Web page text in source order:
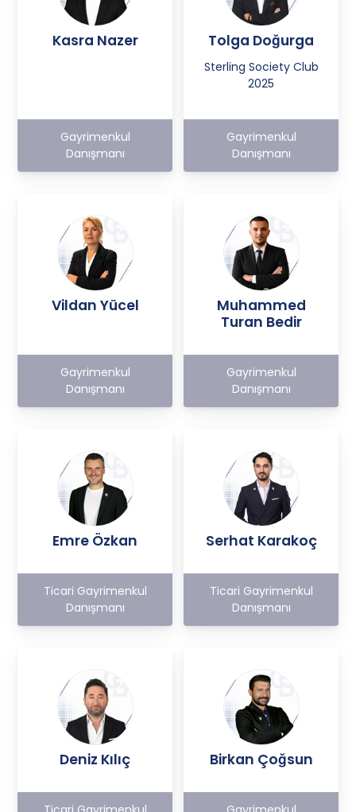
Kasra Nazer
Gayrimenkul
Danışmanı
Tolga Doğurga
Sterling Society Club
2025
Gayrimenkul
Danışmanı
Vildan Yücel
Gayrimenkul
Danışmanı
Muhammed
Turan Bedir
Gayrimenkul
Danışmanı
Emre Özkan
Ticari Gayrimenkul
Danışmanı
Serhat Karakoç
Ticari Gayrimenkul
Danışmanı
Deniz Kılıç Birkan Çoğsun